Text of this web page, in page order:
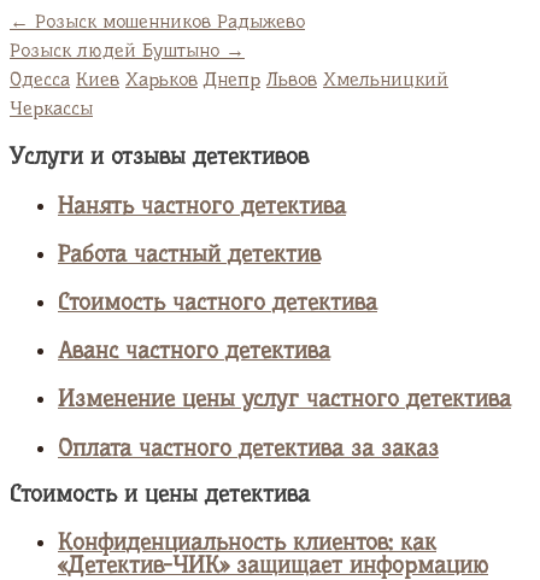
← Розыск мошенников Радыжево
Розыск людей Буштыно →
Одесса Киев Харьков Днепр Львов Хмельницкий
Черкассы
Услуги и отзывы детективов
Нанять частного детектива
Работа частный детектив
Стоимость частного детектива
Аванс частного детектива
Изменение цены услуг частного детектива
Оплата частного детектива за заказ
Стоимость и цены детектива
Конфиденциальность клиентов: как
«Детектив-ЧИК» защищает информацию